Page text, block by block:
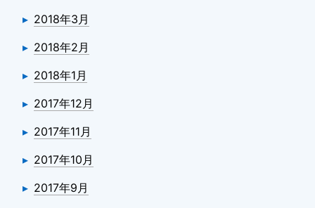
2018年3月
2018年2月
2018年1月
2017年12月
2017年11月
2017年10月
2017年9月